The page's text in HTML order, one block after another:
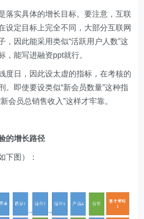
落实具体的增长目标。要注意，互联
设定目标上完全不同，大部分互联网
，因此能采用类似“活跃用户人数”这
，能写进融资ppt就行。
度日，因此设太虚的指标，在考核的
。即使要设类似“新会员数量”这种指
会员总销售收入”这样才牢靠。
的增长路径
下图）：